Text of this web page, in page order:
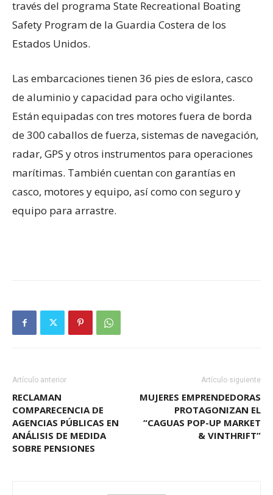
través del programa State Recreational Boating
Safety Program de la Guardia Costera de los
Estados Unidos.
Las embarcaciones tienen 36 pies de eslora, casco
de aluminio y capacidad para ocho vigilantes.
Están equipadas con tres motores fuera de borda
de 300 caballos de fuerza, sistemas de navegación,
radar, GPS y otros instrumentos para operaciones
marítimas. También cuentan con garantías en
casco, motores y equipo, así como con seguro y
equipo para arrastre.
Artículo anterior
RECLAMAN
COMPARECENCIA DE
AGENCIAS PÚBLICAS EN
ANÁLISIS DE MEDIDA
SOBRE PENSIONES
Artículo siguiente
MUJERES EMPRENDEDORAS
PROTAGONIZAN EL
“CAGUAS POP-UP MARKET
& VINTHRIFT”